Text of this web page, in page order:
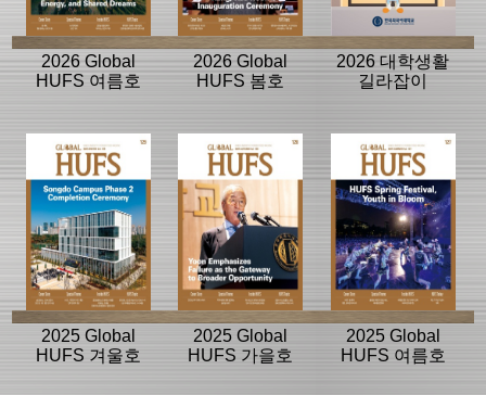
2026 Global
HUFS 여름호
2026 Global
HUFS 봄호
2026 대학생활
길라잡이
2025 Global
HUFS 겨울호
2025 Global
HUFS 가을호
2025 Global
HUFS 여름호